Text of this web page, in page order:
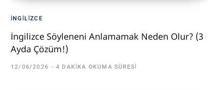
İNGILIZCE
İngilizce Söyleneni Anlamamak Neden Olur? (3
Ayda Çözüm!)
12/06/2026 4 DAKIKA OKUMA SÜRESI